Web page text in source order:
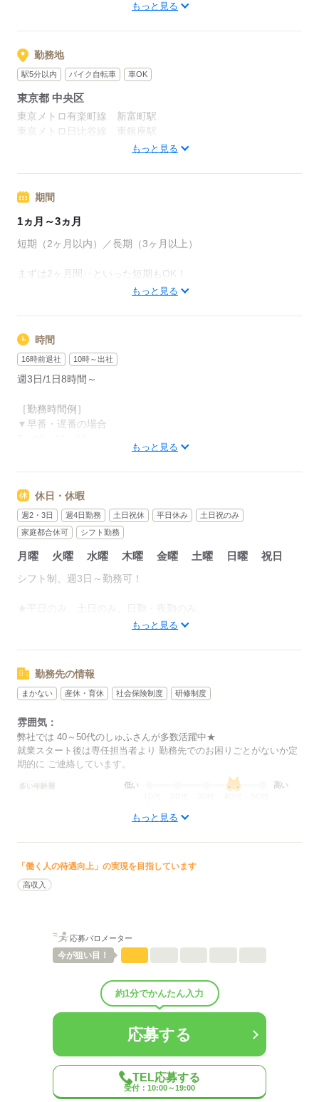
時給2,500円～2,700円
＼日収例と月収例はこちら／
【日収例】時給2,300円×実働8時間＝日収1万8,400円
【月収例】日収1万8,400円×22日勤務＝月収40万4,800円
※施設により時給は異なります。
※お持ちの資格により給与変動あり
＊資格手当あり
別途一部支給
もっと見る
勤務地
駅5分以内 バイク自転車 車OK
東京都 中央区
東京メトロ有楽町線 新富町駅
東京メトロ日比谷線 東銀座駅
東京メトロ日比谷線 築地駅もっと見る
期間
1ヵ月～3ヵ月
短期（2ヶ月以内）／長期（3ヶ月以上）
まずは2ヶ月間‥といった短期もOK！
※勤務スタート日や時短・曜日固定などの希望があればお聞か
せください
＜活躍中のスタッフさんについて＞
20代～50代活躍中です！
2か月の契約満了後、希望に応じて
応募する
もっと見る
時間
16時前退社 10時～出社
週3日/1日8時間～
［勤務時間例］
▼早番・遅番の場合
▼1シフトの場合
8：30～17：00
※休憩60分
勤務シフト例）月曜、水曜、金曜等の週3日など
自由なシフトで勤務可能！シフト自由・自己申告♪
◆一定の単位期間（1ヶ月単位）の変形労働時間制
下記いずれかに該当する方のみ、単発（1日～30日以内）での
就業が可能です。
●60歳以上
●雇用保険の適用を受けない学生
●本業年収500万円以上
※面談時に確認書類（学生証や源泉徴収票など）の提示が必要
・準看護師・正看護師免許
・2ヶ月以上の勤務可能な方
もっと見る
休日・休暇
週2・3日 週4日勤務 土日祝休 平日休み
土日祝のみ
家庭都合休可
シフト勤務
月曜 火曜 水曜 木曜 金曜 土曜 日曜 祝日
シフト制、週3日～勤務可！
時短や曜日固定などの希望もご相談ください。
勤務シフト例）月曜、水曜、金曜等の週3日など
自由なシフトで勤務可能！
もっと見る
勤務先の情報
まかない 産休・育休 社会保険制度 研修制度
雰囲気：
弊社では 40～50代のしゅふさんが多数活躍中★
就業スタート後は専任担当者より 勤務先でのお困りごとがないか定
期的に ご連絡しています。
低い 高い
男性
15人
（男4：女6）
医療・介護・福祉関連
応募する
もっと見る
「働く人の待遇向上」の実現を目指しています
高収入
応募バロメーター
今が狙い目！
約1分でかんたん入力
応募する
TEL応募する
受付：10:00～19:00